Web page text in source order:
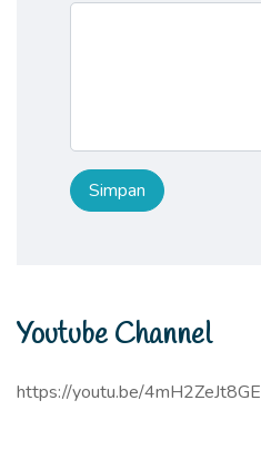
Youtube Channel
https://youtu.be/4mH2ZeJt8GE